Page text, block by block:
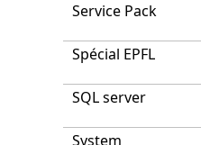
Service Pack
Spécial EPFL
SQL server
System